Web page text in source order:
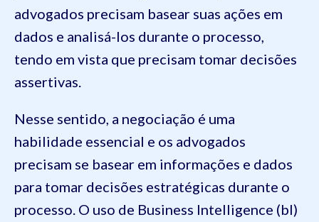
advogados precisam basear suas ações em
dados e analisá-los durante o processo,
tendo em vista que precisam tomar decisões
assertivas.
Nesse sentido, a negociação é uma
habilidade essencial e os advogados
precisam se basear em informações e dados
para tomar decisões estratégicas durante o
processo. O uso de Business Intelligence (bI)